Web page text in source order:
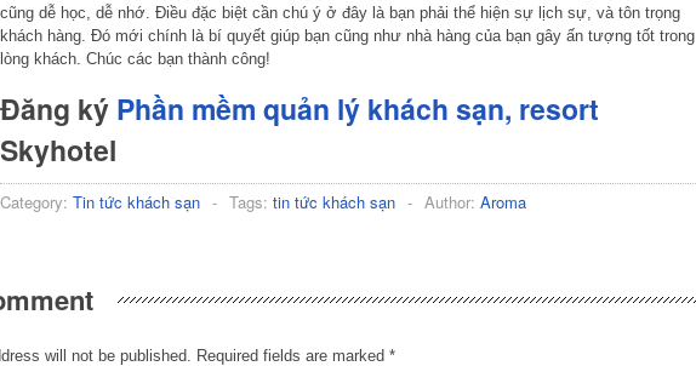
cũng dễ học, dễ nhớ. Điều đặc biệt cần chú ý ở đây là bạn phải thể hiện sự lịch sự, và tôn trọng
khách hàng. Đó mới chính là bí quyết giúp bạn cũng như nhà hàng của bạn gây ấn tượng tốt trong
lòng khách. Chúc các bạn thành công!
Đăng ký Phần mềm quản lý khách sạn, resort
Skyhotel
Category: Tin tức khách sạn - Tags: tin tức khách sạn - Author: Aroma
will not be published. Required fields are marked *